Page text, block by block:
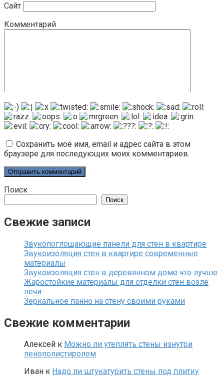
Сайт
Комментарий
Сохранить моё имя, email и адрес сайта в этом
браузере для последующих моих комментариев.
Поиск
Поиск
Свежие записи
Звукопоглощающие панели для стен в квартире
Звукоизоляция стен в квартире современные
материалы
Звукоизоляция стен в деревянном доме что лучше
Жаростойкие материалы для отделки стен возле
печи
Зеркальное панно на стену своими руками
Свежие комментарии
Алексей к Можно ли утеплять стены изнутри
пенополистиролом
Иван к Надо ли штукатурить стены под плитку